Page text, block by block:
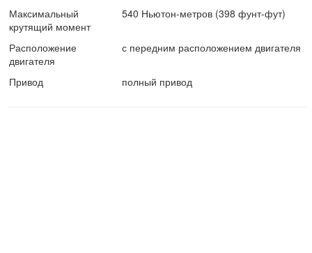
Максимальный
крутящий момент
540 Ньютон-метров (398 фунт-фут)
Расположение
двигателя
с передним расположением двигателя
Привод полный привод